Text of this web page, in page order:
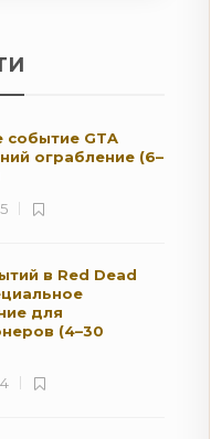
событие GTA
ограбление (6–
в Red Dead
для
(4–30